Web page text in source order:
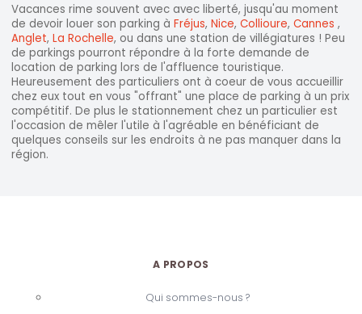
Vacances rime souvent avec avec liberté, jusqu'au moment
de devoir louer son parking à Fréjus, Nice, Collioure, Cannes ,
Anglet, La Rochelle, ou dans une station de villégiatures ! Peu
de parkings pourront répondre à la forte demande de
location de parking lors de l'affluence touristique.
Heureusement des particuliers ont à coeur de vous accueillir
chez eux tout en vous "offrant" une place de parking à un prix
compétitif. De plus le stationnement chez un particulier est
l'occasion de mêler l'utile à l'agréable en bénéficiant de
quelques conseils sur les endroits à ne pas manquer dans la
région.
A PROPOS
Qui sommes-nous ?